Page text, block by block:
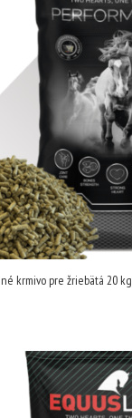
krmivo pre žriebätá 20 kg